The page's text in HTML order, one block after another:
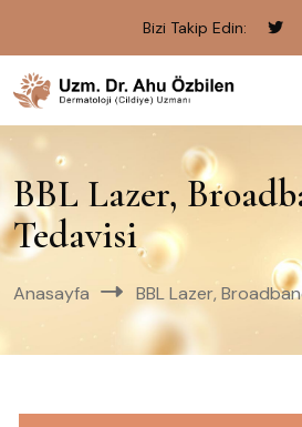
Bizi Takip Edin:
BBL Lazer,
Tedavisi
Anasayfa BBL Lazer,